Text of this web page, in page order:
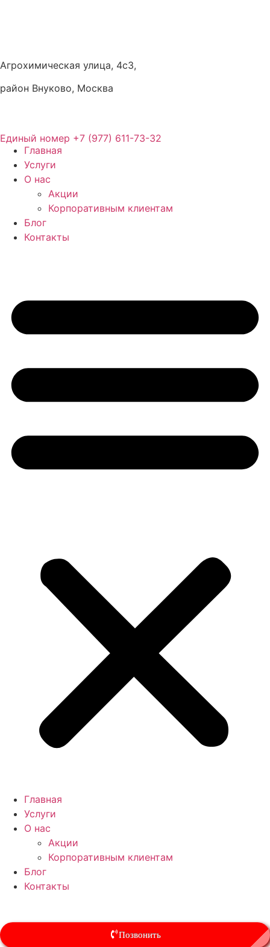
Агрохимическая улица, 4с3,
район Внуково, Москва
Единый номер +7 (977) 611-73-32
Главная
Услуги
О нас
Акции
Корпоративным клиентам
Блог
Контакты
Главная
Услуги
О нас
Акции
Корпоративным клиентам
Блог
Контакты
Позвонить